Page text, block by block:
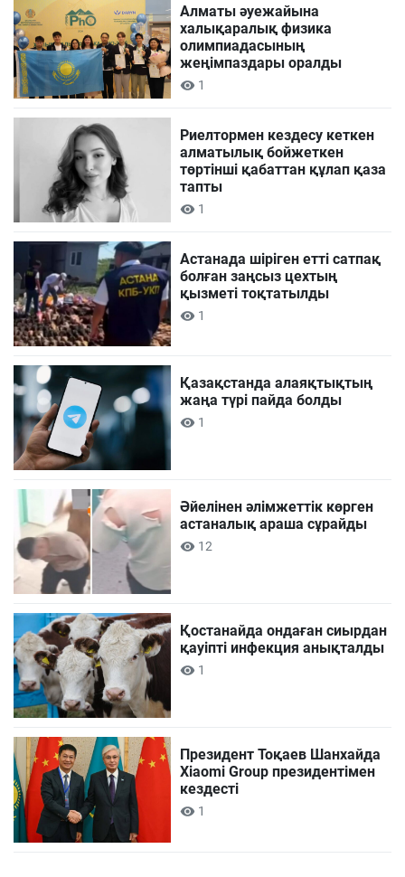
Алматы әуежайына
халықаралық физика
олимпиадасының
жеңімпаздары оралды
1
Риелтормен кездесу кеткен
алматылық бойжеткен
төртінші қабаттан құлап қаза
тапты
1
Астанада шіріген етті сатпақ
болған заңсыз цехтың
қызметі тоқтатылды
1
Қазақстанда алаяқтықтың
жаңа түрі пайда болды
1
Әйелінен әлімжеттік көрген
астаналық араша сұрайды
12
Қостанайда ондаған сиырдан
қауіпті инфекция анықталды
1
Президент Тоқаев Шанхайда
Xiaomi Group президентімен
кездесті
1